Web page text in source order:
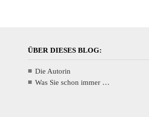
ÜBER DIESES BLOG:
Die Autorin
Was Sie schon immer …